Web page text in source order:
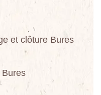
et clôture Bures
Bures